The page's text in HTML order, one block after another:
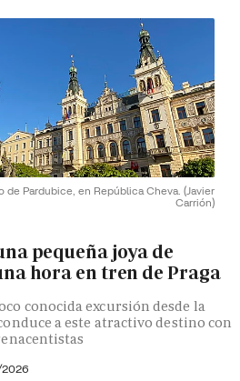
de Pardubice, en República Cheva. (Javier
Carrión)
pequeña joya de
hora en tren de Praga
conocida excursión desde la
a este atractivo destino con